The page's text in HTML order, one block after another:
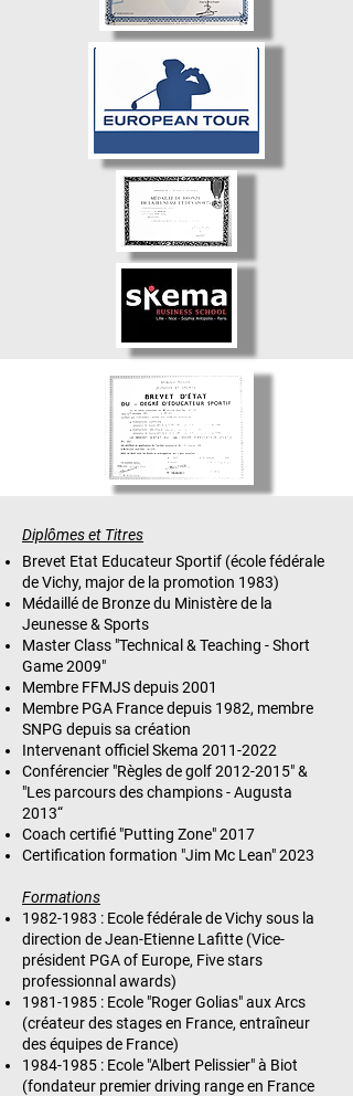
Diplômes et Titres
Brevet Etat Educateur Sportif (école fédérale
de Vichy, major de la promotion 1983)
Médaillé de Bronze du Ministère de la
Jeunesse & Sports
Master Class "Technical & Teaching - Short
Game 2009"
Membre FFMJS depuis 2001
Membre PGA France depuis 1982, membre
SNPG depuis sa création
Intervenant officiel Skema 2011-2022
Conférencier "Règles de golf2012-2015" &
"Les parcours des champions - Augusta
2013“
Coach certifié "Putting Zone" 2017
Certification formation "Jim Mc Lean" 2023
Formations
1982-1983 : Ecole fédérale de Vichy sous la
direction de Jean-Etienne Lafitte (Vice-
président PGA of Europe, Five stars
professionnal awards)
1981-1985 : Ecole "Roger Golias" aux Arcs
(créateur des stages en France, entraîneur
des équipes de France)
1984-1985 : Ecole "Albert Pelissier" à Biot
(fondateur premier driving range en France